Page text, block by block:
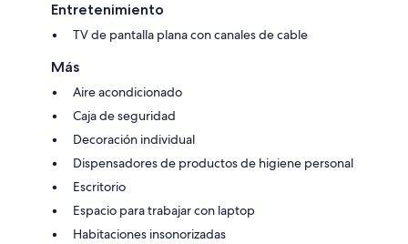
Entretenimiento
TV de pantalla plana con canales de cable
Más
Aire acondicionado
Caja de seguridad
Decoración individual
Dispensadores de productos de higiene personal
Escritorio
Espacio para trabajar con laptop
Habitaciones insonorizadas